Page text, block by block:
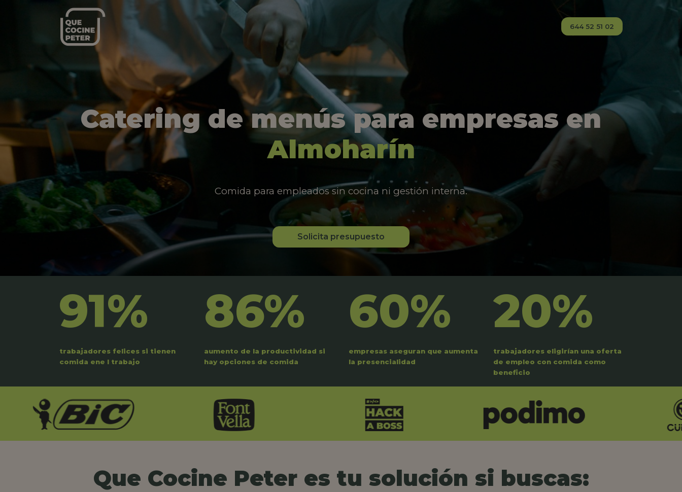
644 52 51 02
Catering de menús para empresas en
Almoharín
Comida para empleados sin cocina ni gestión interna.
Solicita presupuesto
91%
trabajadores felices si tienen
comida ene l trabajo
86%
aumento de la productividad si
hay opciones de comida
60%
empresas aseguran que aumenta
la presencialidad
20%
trabajadores eligirían una oferta
de empleo con comida como
beneficio
Que Cocine Peter es tu solución si buscas: